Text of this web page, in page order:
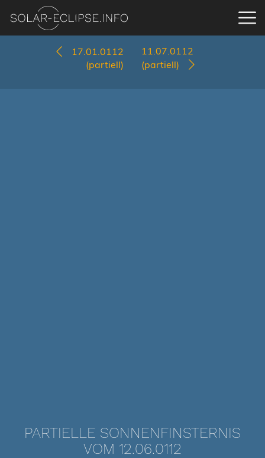
17.01.0112
(partiell)
11.07.0112
(partiell)
PARTIELLE SONNENFINSTERNIS
VOM 12.06.0112